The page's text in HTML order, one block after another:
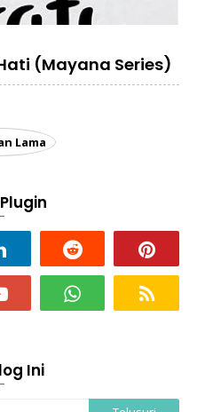
(Mayana Series)
Lama
Ini